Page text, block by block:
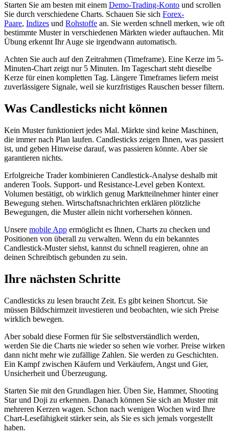
Starten Sie am besten mit einem Demo-Trading-Konto und scrollen
Sie durch verschiedene Charts. Schauen Sie sich Forex-
Paare, Indizes und Rohstoffe an. Sie werden schnell merken, wie oft
bestimmte Muster in verschiedenen Märkten wieder auftauchen. Mit
Übung erkennt Ihr Auge sie irgendwann automatisch.
Achten Sie auch auf den Zeitrahmen (Timeframe). Eine Kerze im 5-
Minuten-Chart zeigt nur 5 Minuten. Im Tageschart steht dieselbe
Kerze für einen kompletten Tag. Längere Timeframes liefern meist
zuverlässigere Signale, weil sie kurzfristiges Rauschen besser filtern.
Was Candlesticks nicht können
Kein Muster funktioniert jedes Mal. Märkte sind keine Maschinen,
die immer nach Plan laufen. Candlesticks zeigen Ihnen, was passiert
ist, und geben Hinweise darauf, was passieren könnte. Aber sie
garantieren nichts.
Erfolgreiche Trader kombinieren Candlestick-Analyse deshalb mit
anderen Tools. Support- und Resistance-Level geben Kontext.
Volumen bestätigt, ob wirklich genug Marktteilnehmer hinter einer
Bewegung stehen. Wirtschaftsnachrichten erklären plötzliche
Bewegungen, die Muster allein nicht vorhersehen können.
Unsere mobile App ermöglicht es Ihnen, Charts zu checken und
Positionen von überall zu verwalten. Wenn du ein bekanntes
Candlestick-Muster siehst, kannst du schnell reagieren, ohne an
deinen Schreibtisch gebunden zu sein.
Ihre nächsten Schritte
Candlesticks zu lesen braucht Zeit. Es gibt keinen Shortcut. Sie
müssen Bildschirmzeit investieren und beobachten, wie sich Preise
wirklich bewegen.
Aber sobald diese Formen für Sie selbstverständlich werden,
werden Sie die Charts nie wieder so sehen wie vorher. Preise wirken
dann nicht mehr wie zufällige Zahlen. Sie werden zu Geschichten.
Ein Kampf zwischen Käufern und Verkäufern, Angst und Gier,
Unsicherheit und Überzeugung.
Starten Sie mit den Grundlagen hier. Üben Sie, Hammer, Shooting
Star und Doji zu erkennen. Danach können Sie sich an Muster mit
mehreren Kerzen wagen. Schon nach wenigen Wochen wird Ihre
Chart-Lesefähigkeit stärker sein, als Sie es sich jemals vorgestellt
haben.